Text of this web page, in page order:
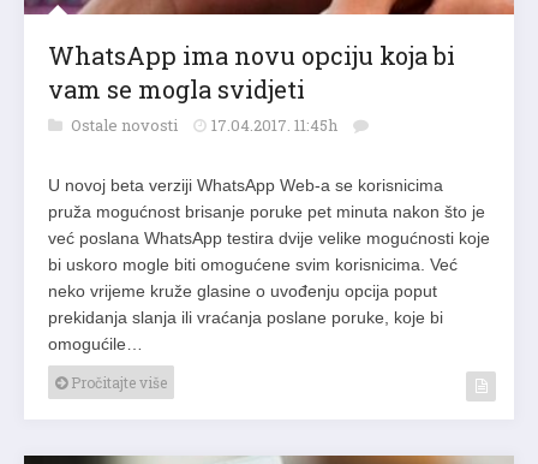
WhatsApp ima novu opciju koja bi
vam se mogla svidjeti
Ostale novosti 17.04.2017. 11:45h
U novoj beta verziji WhatsApp Web-a se korisnicima
pruža mogućnost brisanje poruke pet minuta nakon što je
već poslana WhatsApp testira dvije velike mogućnosti koje
bi uskoro mogle biti omogućene svim korisnicima. Već
neko vrijeme kruže glasine o uvođenju opcija poput
prekidanja slanja ili vraćanja poslane poruke, koje bi
omogućile…
Pročitajte više